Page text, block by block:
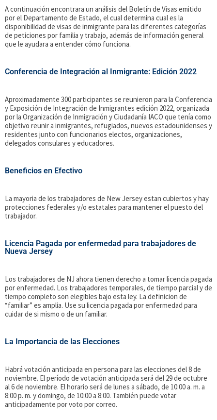
A continuación encontrara un análisis del Boletín de Visas emitido
por el Departamento de Estado, el cual determina cual es la
disponibilidad de visas de inmigrante para las diferentes categorías
de peticiones por familia y trabajo, además de información general
que le ayudara a entender cómo funciona.
Conferencia de Integración al Inmigrante: Edición 2022
Aproximadamente 300 participantes se reunieron para la Conferencia
y Exposición de Integración de Inmigrantes edición 2022, organizada
por la Organización de Inmigración y Ciudadanía IACO que tenía como
objetivo reunir a inmigrantes, refugiados, nuevos estadounidenses y
residentes junto con funcionarios electos, organizaciones,
delegados consulares y educadores.
Beneficios en Efectivo
La mayoria de los trabajadores de New Jersey estan cubiertos y hay
protecciones federales y/o estatales para mantener el puesto del
trabajador.
Licencia Pagada por enfermedad para trabajadores de
Nueva Jersey
Los trabajadores de NJ ahora tienen derecho a tomar licencia pagada
por enfermedad. Los trabajadores temporales, de tiempo parcial y de
tiempo completo son elegibles bajo esta ley. La definicion de
“familiar” es amplia. Use su licencia pagada por enfermedad para
cuidar de si mismo o de un familiar.
La Importancia de las Elecciones
Habrá votación anticipada en persona para las elecciones del 8 de
noviembre. El período de votación anticipada será del 29 de octubre
al 6 de noviembre. El horario será de lunes a sábado, de 10:00 a. m. a
8:00 p. m. y domingo, de 10:00 a 8:00. También puede votar
anticipadamente por voto por correo.